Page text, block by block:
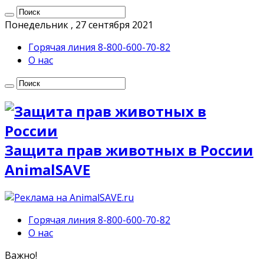
Понедельник , 27 сентября 2021
Горячая линия 8-800-600-70-82
О нас
Защита прав животных в России
AnimalSAVE
Горячая линия 8-800-600-70-82
О нас
Важно!